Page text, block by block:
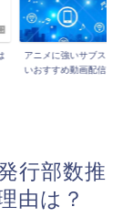
アニメに強いサブスク
いおすすめ動画配信...
行部数推
由は？